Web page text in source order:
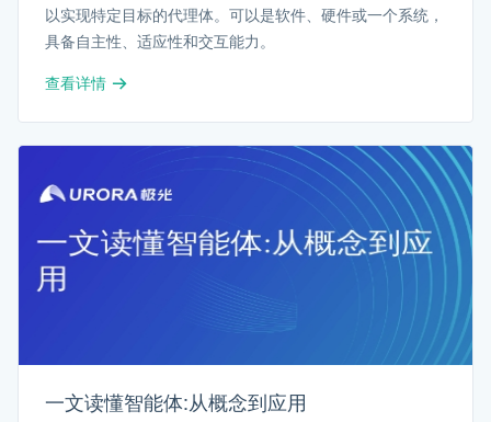
以实现特定目标的代理体。可以是软件、硬件或一个系统，
具备自主性、适应性和交互能力。
查看详情
一文读懂智能体:从概念到应用